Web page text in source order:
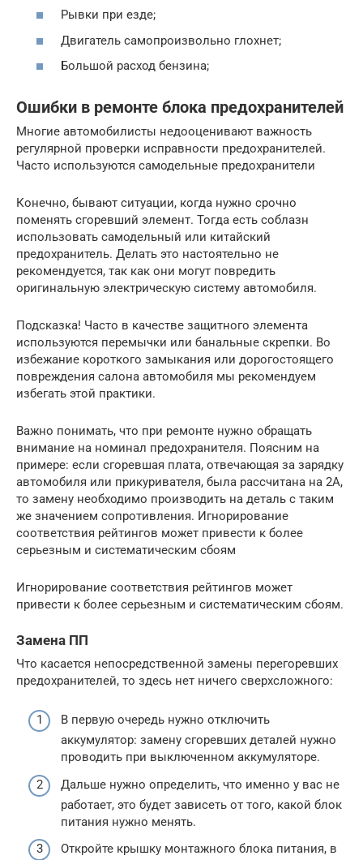
Рывки при езде;
Двигатель самопроизвольно глохнет;
Большой расход бензина;
Ошибки в ремонте блока предохранителей
Многие автомобилисты недооценивают важность
регулярной проверки исправности предохранителей.
Часто используются самодельные предохранители
Конечно, бывают ситуации, когда нужно срочно
поменять сгоревший элемент. Тогда есть соблазн
использовать самодельный или китайский
предохранитель. Делать это настоятельно не
рекомендуется, так как они могут повредить
оригинальную электрическую систему автомобиля.
Подсказка! Часто в качестве защитного элемента
используются перемычки или банальные скрепки. Во
избежание короткого замыкания или дорогостоящего
повреждения салона автомобиля мы рекомендуем
избегать этой практики.
Важно понимать, что при ремонте нужно обращать
внимание на номинал предохранителя. Поясним на
примере: если сгоревшая плата, отвечающая за зарядку
автомобиля или прикуривателя, была рассчитана на 2А,
то замену необходимо производить на деталь с таким
же значением сопротивления. Игнорирование
соответствия рейтингов может привести к более
серьезным и систематическим сбоям
Игнорирование соответствия рейтингов может
привести к более серьезным и систематическим сбоям.
Замена ПП
Что касается непосредственной замены перегоревших
предохранителей, то здесь нет ничего сверхсложного:
В первую очередь нужно отключить
аккумулятор: замену сгоревших деталей нужно
проводить при выключенном аккумуляторе.
Дальше нужно определить, что именно у вас не
работает, это будет зависеть от того, какой блок
питания нужно менять.
Откройте крышку монтажного блока питания, в